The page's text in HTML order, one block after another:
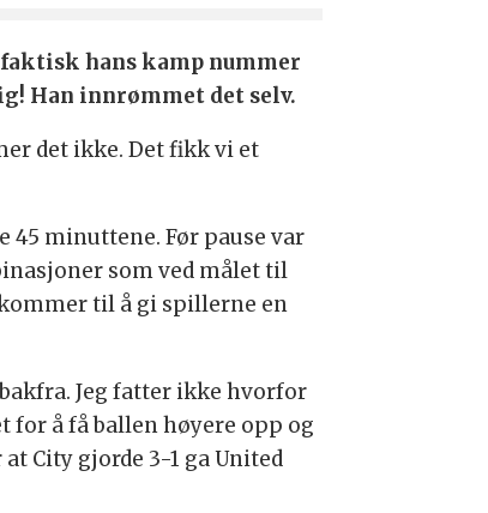
hans kamp nummer
Han innrømmet det selv.
det ikke. Det fikk vi et
45 minuttene. Før pause var
som ved målet til
til å gi spillerne en
Jeg fatter ikke hvorfor
for å få ballen høyere opp og
City gjorde 3-1 ga United